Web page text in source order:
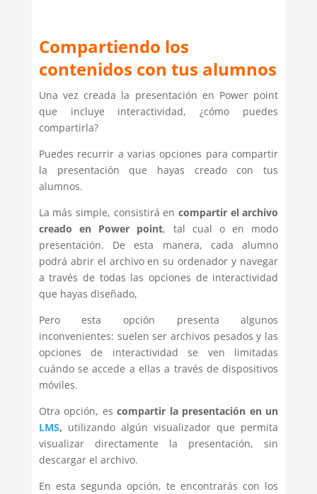
Compartiendo los
contenidos con tus alumnos
Una vez creada la presentación en Power point
que incluye interactividad, ¿cómo puedes
compartirla?
Puedes recurrir a varias opciones para compartir
la presentación que hayas creado con tus
alumnos.
La más simple, consistirá en compartir el archivo
creado en Power point, tal cual o en modo
presentación. De esta manera, cada alumno
podrá abrir el archivo en su ordenador y navegar
a través de todas las opciones de interactividad
que hayas diseñado,
Pero esta opción presenta algunos
inconvenientes: suelen ser archivos pesados y las
opciones de interactividad se ven limitadas
cuándo se accede a ellas a través de dispositivos
móviles.
Otra opción, escompartir la presentación en un
LMS, utilizando algún visualizador que permita
visualizar directamente la presentación, sin
descargar el archivo.
En esta segunda opción, te encontrarás con los